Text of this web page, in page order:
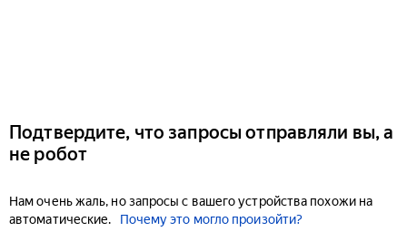
Подтвердите, что запросы отправляли вы, а
не робот
Нам очень жаль, но запросы с вашего устройства похожи на
автоматические.
Почему это могло произойти?